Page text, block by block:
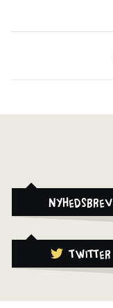
Nyhedsbrev
Twitter